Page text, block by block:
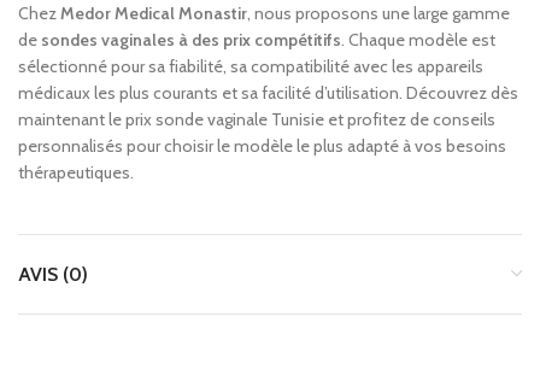
ChezMedor Medical Monastir, nous proposons une large gamme
de sondes vaginales à des prix compétitifs. Chaque modèle est
sélectionné pour sa fiabilité, sa compatibilité avec les appareils
médicaux les plus courants et sa facilité d’utilisation. Découvrez dès
maintenant le prix sonde vaginale Tunisie et profitez de conseils
personnalisés pour choisir le modèle le plus adapté à vos besoins
thérapeutiques.
AVIS (0)